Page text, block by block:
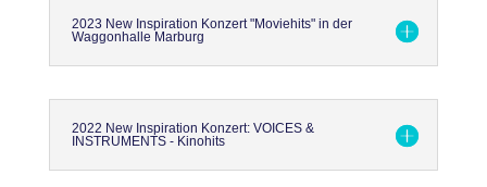
2023 New Inspiration Konzert "Moviehits" in der
Waggonhalle Marburg
2022 New Inspiration Konzert: VOICES &
INSTRUMENTS - Kinohits